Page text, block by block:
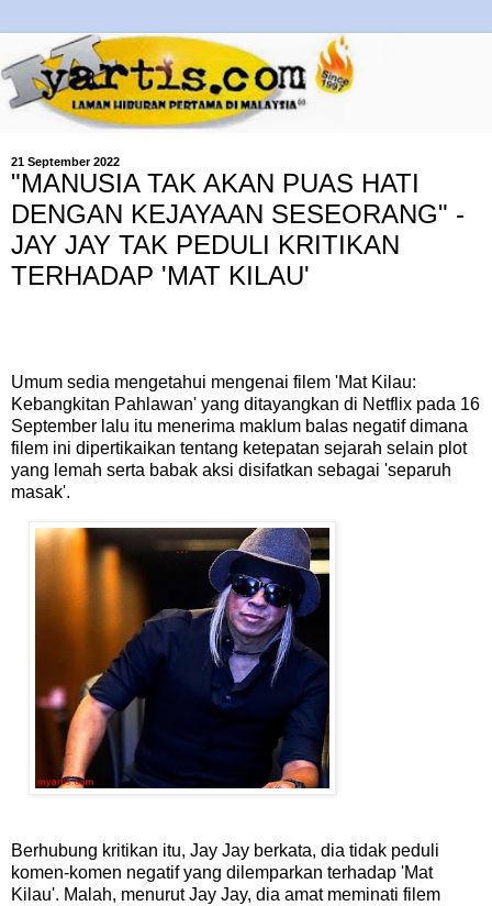
21 September 2022
"MANUSIA TAK AKAN PUAS HATI
DENGAN KEJAYAAN SESEORANG" -
JAY JAY TAK PEDULI KRITIKAN
TERHADAP 'MAT KILAU'
Umum sedia mengetahui mengenai filem 'Mat Kilau:
Kebangkitan Pahlawan' yang ditayangkan di Netflix pada 16
September lalu itu menerima maklum balas negatif dimana
filem ini dipertikaikan tentang ketepatan sejarah selain plot
yang lemah serta babak aksi disifatkan sebagai 'separuh
masak'.
Berhubung kritikan itu, Jay Jay berkata, dia tidak peduli
komen-komen negatif yang dilemparkan terhadap 'Mat
Kilau'. Malah, menurut Jay Jay, dia amat meminati filem